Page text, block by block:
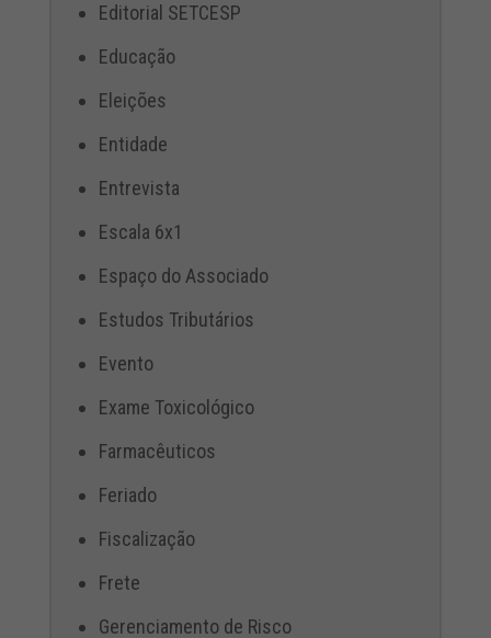
Editorial SETCESP
Educação
Eleições
Entidade
Entrevista
Escala 6x1
Espaço do Associado
Estudos Tributários
Evento
Exame Toxicológico
Farmacêuticos
Feriado
Fiscalização
Frete
Gerenciamento de Risco